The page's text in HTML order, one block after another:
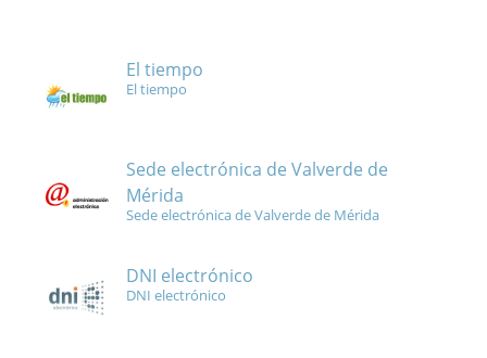
El tiempo
El tiempo
Sede electrónica de Valverde de
Mérida
Sede electrónica de Valverde de Mérida
DNI electrónico
DNI electrónico